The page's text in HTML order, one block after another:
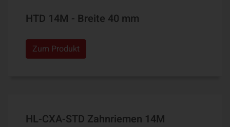
HTD 14M - Breite 40 mm
Zum Produkt
HL-CXA-STD Zahnriemen 14M